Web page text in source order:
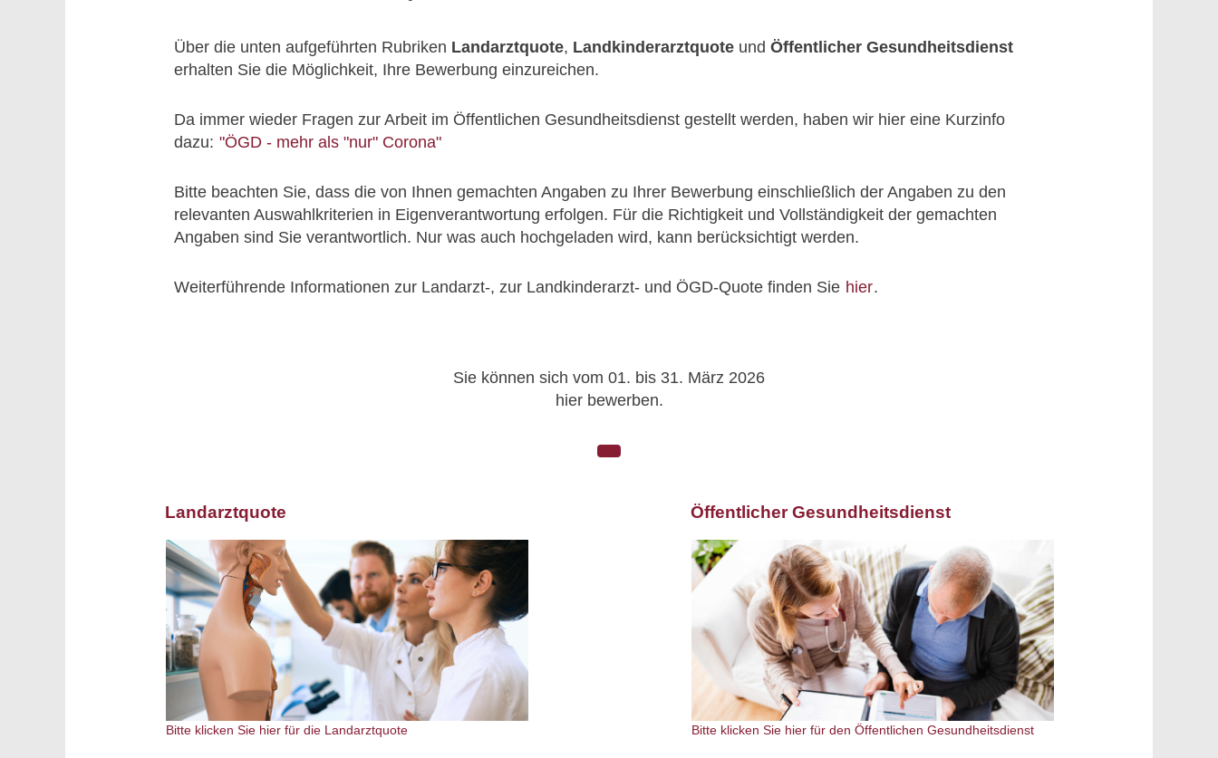
Über die unten aufgeführten Rubriken Landarztquote, Landkinderarztquote und Öffentlicher Gesundheitsdienst
erhalten Sie die Möglichkeit, Ihre Bewerbung einzureichen.
Da immer wieder Fragen zur Arbeit im Öffentlichen Gesundheitsdienst gestellt werden, haben wir hier eine Kurzinfo
dazu: "ÖGD - mehr als "nur" Corona"
Bitte beachten Sie, dass die von Ihnen gemachten Angaben zu Ihrer Bewerbung einschließlich der Angaben zu den
relevanten Auswahlkriterien in Eigenverantwortung erfolgen. Für die Richtigkeit und Vollständigkeit der gemachten
Angaben sind Sie verantwortlich. Nur was auch hochgeladen wird, kann berücksichtigt werden.
Weiterführende Informationen zur Landarzt-, zur Landkinderarzt- und ÖGD-Quote finden Sie hier.
Sie können sich vom 01. bis 31. März 2026
hier bewerben.
Landarztquote
Bitte klicken Sie hier für die Landarztquote
Öffentlicher Gesundheitsdienst
Bitte klicken Sie hier für den Öffentlichen Gesundheitsdienst